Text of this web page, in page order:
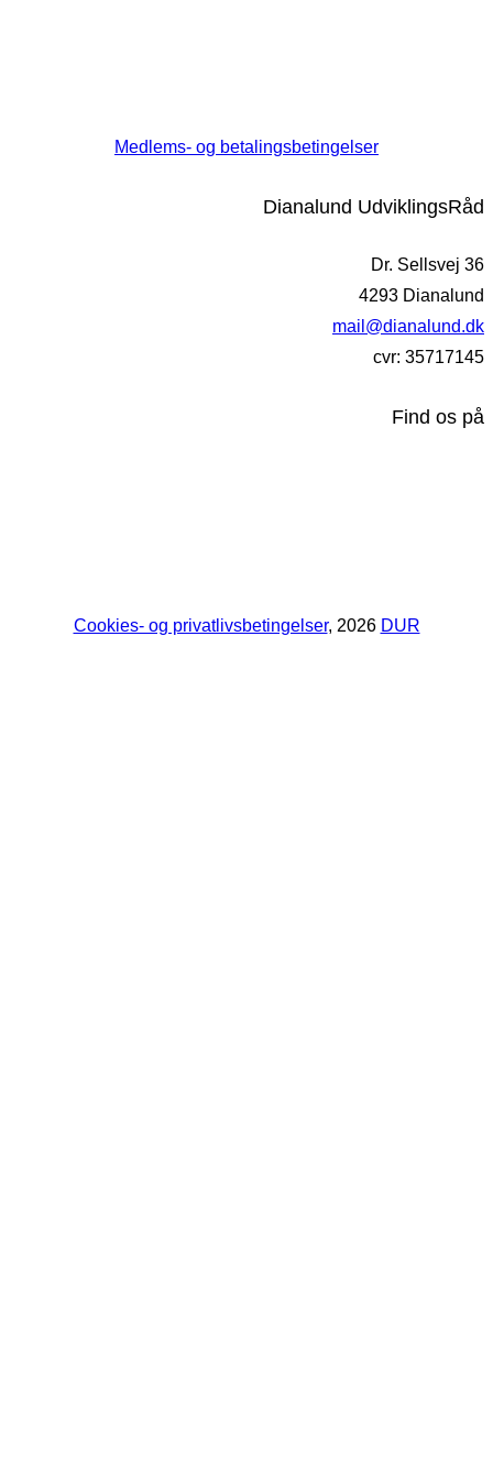
Medlems- og betalingsbetingelser
Dianalund UdviklingsRåd
Dr. Sellsvej 36
4293 Dianalund
mail@dianalund.dk
cvr: 35717145
Find os på
Cookies- og privatlivsbetingelser, 2026 DUR